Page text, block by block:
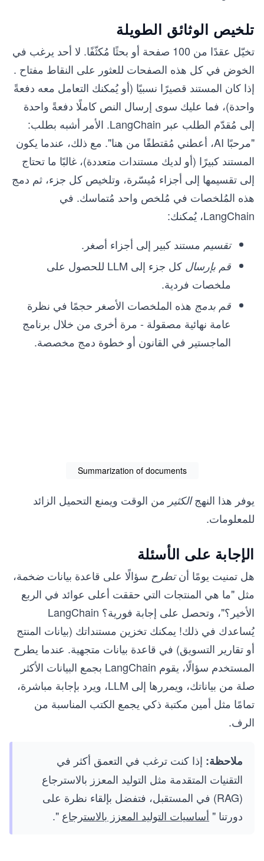
تلخيص الوثائق الطويلة
تخيّل عقدًا من 100 صفحة أو بحثًا مُكثّفًا. لا أحد يرغب في
الخوض في كل هذه الصفحات للعثور على النقاط مفتاح .
إذا كان المستند قصيرًا نسبيًا (أو يُمكنك التعامل معه دفعةً
واحدة)، فما عليك سوى إرسال النص كاملًا دفعةً واحدة
إلى مُقدّم الطلب عبر LangChain. الأمر أشبه بطلب:
"مرحبًا AI، أعطني مُقتطفًا من هنا". مع ذلك، عندما يكون
المستند كبيرًا (أو لديك مستندات متعددة)، غالبًا ما تحتاج
إلى تقسيمها إلى أجزاء مُيسّرة، وتلخيص كل جزء، ثم دمج
هذه المُلخصات في مُلخص واحد مُتماسك. في
LangChain، يُمكنك:
تقسيم مستند كبير إلى أجزاء أصغر.
قم بإرسال
كل جزء إلى LLM للحصول على
ملخصات فردية.
قم بدمج هذه الملخصات الأصغر حجمًا في نظرة
عامة نهائية مصقولة - مرة أخرى من خلال برنامج
الماجستير في القانون أو خطوة دمج مخصصة.
Summarization of documents
يوفر هذا النهجالكثير من الوقت ويمنع التحميل الزائد
للمعلومات.
الإجابة على الأسئلة
هل تمنيت يومًا أنتطرح سؤالًا على قاعدة بيانات ضخمة،
مثل "ما هي المنتجات التي حققت أعلى عوائد في الربع
الأخير؟"، وتحصل على إجابة فورية؟ LangChain
يُساعدك في ذلك! يمكنك تخزين مستنداتك (بيانات المنتج
أو تقارير التسويق) في قاعدة بيانات متجهية. عندما يطرح
المستخدم سؤالًا، يقوم LangChain بجمع البيانات الأكثر
صلة من بياناتك، ويمررها إلى LLM، ويرد بإجابة مباشرة،
تمامًا مثل أمين مكتبة ذكي يجمع الكتب المناسبة من
الرف.
ملاحظة: إذا كنت ترغب في التعمق أكثر في
التقنيات المتقدمة مثل التوليد المعزز بالاسترجاع
(RAG) في المستقبل، فتفضل بإلقاء نظرة على
دورتنا " أساسيات التوليد المعزز بالاسترجاع ".